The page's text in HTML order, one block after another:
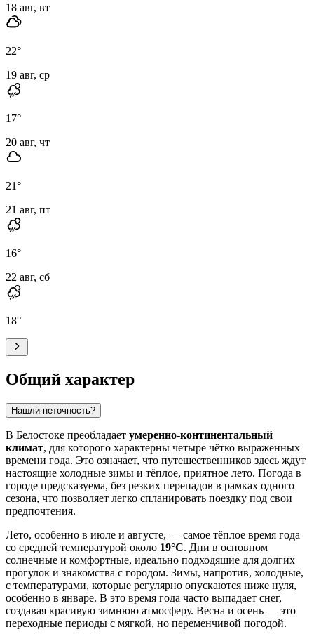
18 авг, вт
22°
19 авг, ср
17°
20 авг, чт
21°
21 авг, пт
16°
22 авг, сб
18°
Общий характер
Нашли неточность?
В Белостоке преобладает умеренно-континентальный
климат, для которого характерны четыре чётко выраженных
времени года. Это означает, что путешественников здесь ждут
настоящие холодные зимы и тёплое, приятное лето. Погода в
городе предсказуема, без резких перепадов в рамках одного
сезона, что позволяет легко спланировать поездку под свои
предпочтения.
Лето, особенно в июле и августе, — самое тёплое время года
со средней температурой около 19°C. Дни в основном
солнечные и комфортные, идеально подходящие для долгих
прогулок и знакомства с городом. Зимы, напротив, холодные,
с температурами, которые регулярно опускаются ниже нуля,
особенно в январе. В это время года часто выпадает снег,
создавая красивую зимнюю атмосферу. Весна и осень — это
переходные периоды с мягкой, но переменчивой погодой.